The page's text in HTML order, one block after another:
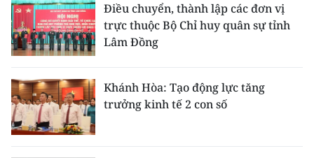
Điều chuyển, thành lập các đơn vị
trực thuộc Bộ Chỉ huy quân sự tỉnh
Lâm Đồng
Khánh Hòa: Tạo động lực tăng
trưởng kinh tế 2 con số